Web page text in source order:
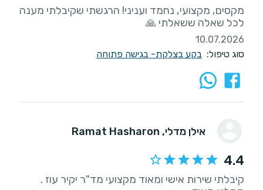
מקסים, מקצועי, נחמד ועניני! הרגשתי שקיבלתי מענה
לכל שאלה ששאלתי 🙏
10.07.2026
סוג טיפול: בקע בצלקת- בגישה פתוחה
אילן מדלי, Ramat Hasharon
4.4
קיבלתי שירות אישי ומאוד מקצועי מד"ר יקיר עוז .